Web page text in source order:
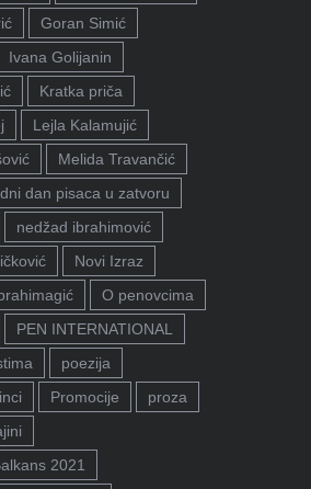
Goran Simić
Ivana Golijanin
Kratka priča
Lejla Kalamujić
Melida Travančić
dan pisaca u zatvoru
nedžad ibrahimović
Novi Izraz
O penovcima
PEN INTERNATIONAL
poezija
Promocije
proza
2021